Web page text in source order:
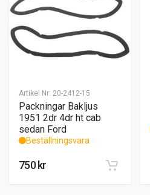
Artikel Nr: 20-2412-15
Packningar Bakljus
1951 2dr 4dr ht cab
sedan Ford
Beställningsvara
750 kr